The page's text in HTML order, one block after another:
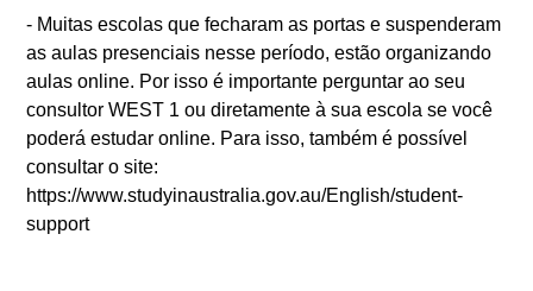
OUVIDORIA
AGÊNCIA SELO BELTA
TRABALHE CONOSCO
DEPOIMENTOS
- Muitas escolas que fecharam as portas e suspenderam
as aulas presenciais nesse período, estão organizando
aulas online. Por isso é importante perguntar ao seu
consultor WEST 1 ou diretamente à sua escola se você
poderá estudar online. Para isso, também é possível
consultar o site:
https://www.studyinaustralia.gov.au/English/student-
support